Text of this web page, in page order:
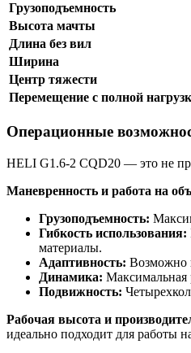
Грузоподъемность
Высота мачты
Длина без вил
Ширина
Центр тяжести
Перемещение с полной
Операционные
HELI G1.6-2 CQD20 — это не
Маневренность и работа на
Грузоподъемность:
Гибкость использования:
материалы.
Адаптивность: Возможно
Динамика: Максимальная
Подвижность:
Рабочая высота и
идеально подходит для работы